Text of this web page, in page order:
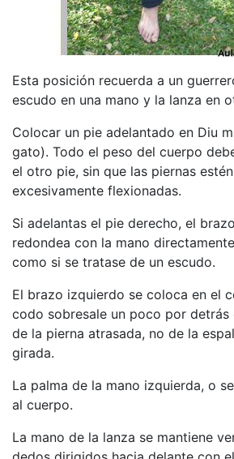
Esta posición recuerda a un
escudo en una mano y la lanza en
Colocar un pie adelantado en Diu
gato). Todo el peso del cuerpo
el otro pie, sin que las piernas
excesivamente flexionadas.
Si adelantas el pie derecho, el
redondea con la mano
como si se tratase de un escudo.
El brazo izquierdo se coloca en el
codo sobresale un poco por detrás
de la pierna atrasada, no de la
girada.
La palma de la mano izquierda, o
al cuerpo.
La mano de la lanza se mantiene